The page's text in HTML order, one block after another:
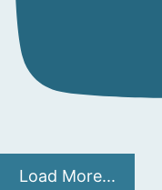
Load More...